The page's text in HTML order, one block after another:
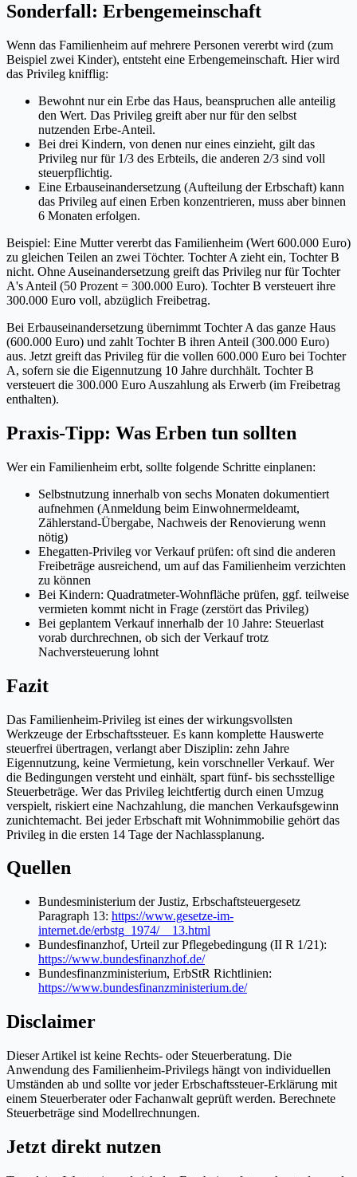
Sonderfall: Erbengemeinschaft
Wenn das Familienheim auf mehrere Personen vererbt wird (zum
Beispiel zwei Kinder), entsteht eine Erbengemeinschaft. Hier wird
das Privileg knifflig:
Bewohnt nur ein Erbe das Haus, beanspruchen alle anteilig
den Wert. Das Privileg greift aber nur für den selbst
nutzenden Erbe-Anteil.
Bei drei Kindern, von denen nur eines einzieht, gilt das
Privileg nur für 1/3 des Erbteils, die anderen 2/3 sind voll
steuerpflichtig.
Eine Erbauseinandersetzung (Aufteilung der Erbschaft) kann
das Privileg auf einen Erben konzentrieren, muss aber binnen
6 Monaten erfolgen.
Beispiel: Eine Mutter vererbt das Familienheim (Wert 600.000 Euro)
zu gleichen Teilen an zwei Töchter. Tochter A zieht ein, Tochter B
nicht. Ohne Auseinandersetzung greift das Privileg nur für Tochter
A's Anteil (50 Prozent = 300.000 Euro). Tochter B versteuert ihre
300.000 Euro voll, abzüglich Freibetrag.
Bei Erbauseinandersetzung übernimmt Tochter A das ganze Haus
(600.000 Euro) und zahlt Tochter B ihren Anteil (300.000 Euro)
aus. Jetzt greift das Privileg für die vollen 600.000 Euro bei Tochter
A, sofern sie die Eigennutzung 10 Jahre durchhält. Tochter B
versteuert die 300.000 Euro Auszahlung als Erwerb (im Freibetrag
enthalten).
Praxis-Tipp: Was Erben tun sollten
Wer ein Familienheim erbt, sollte folgende Schritte einplanen:
Selbstnutzung innerhalb von sechs Monaten dokumentiert
aufnehmen (Anmeldung beim Einwohnermeldeamt,
Zählerstand-Übergabe, Nachweis der Renovierung wenn
nötig)
Ehegatten-Privileg vor Verkauf prüfen: oft sind die anderen
Freibeträge ausreichend, um auf das Familienheim verzichten
zu können
Bei Kindern: Quadratmeter-Wohnfläche prüfen, ggf. teilweise
vermieten kommt nicht in Frage (zerstört das Privileg)
Bei geplantem Verkauf innerhalb der 10 Jahre: Steuerlast
vorab durchrechnen, ob sich der Verkauf trotz
Nachversteuerung lohnt
Fazit
Das Familienheim-Privileg ist eines der wirkungsvollsten
Werkzeuge der Erbschaftssteuer. Es kann komplette Hauswerte
steuerfrei übertragen, verlangt aber Disziplin: zehn Jahre
Eigennutzung, keine Vermietung, kein vorschneller Verkauf. Wer
die Bedingungen versteht und einhält, spart fünf- bis sechsstellige
Steuerbeträge. Wer das Privileg leichtfertig durch einen Umzug
verspielt, riskiert eine Nachzahlung, die manchen Verkaufsgewinn
zunichtemacht. Bei jeder Erbschaft mit Wohnimmobilie gehört das
Privileg in die ersten 14 Tage der Nachlassplanung.
Quellen
Bundesministerium der Justiz, Erbschaftsteuergesetz
Paragraph 13: https://www.gesetze-im-
internet.de/erbstg_1974/__13.html
Bundesfinanzhof, Urteil zur Pflegebedingung (II R 1/21):
https://www.bundesfinanzhof.de/
Bundesfinanzministerium, ErbStR Richtlinien:
https://www.bundesfinanzministerium.de/
Disclaimer
Dieser Artikel ist keine Rechts- oder Steuerberatung. Die
Anwendung des Familienheim-Privilegs hängt von individuellen
Umständen ab und sollte vor jeder Erbschaftssteuer-Erklärung mit
einem Steuerberater oder Fachanwalt geprüft werden. Berechnete
Steuerbeträge sind Modellrechnungen.
Jetzt direkt nutzen